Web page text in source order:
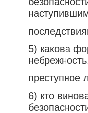
5) какова
преступное
6) кто